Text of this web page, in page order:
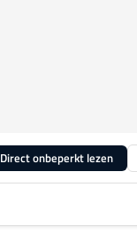
Direct onbeperkt lezen